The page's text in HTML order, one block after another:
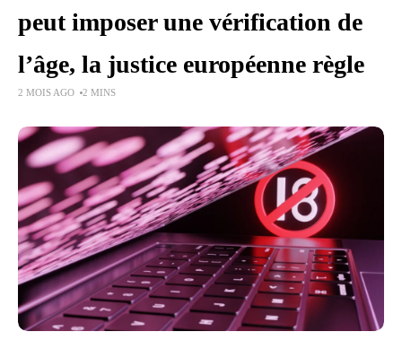
peut imposer une vérification de
l’âge, la justice européenne règle
2 MOIS AGO 2 MINS